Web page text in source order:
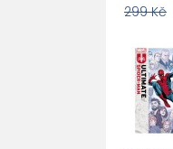
299 Kč